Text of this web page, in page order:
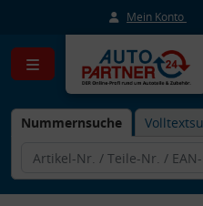
Mein Konto
Nummernsuche